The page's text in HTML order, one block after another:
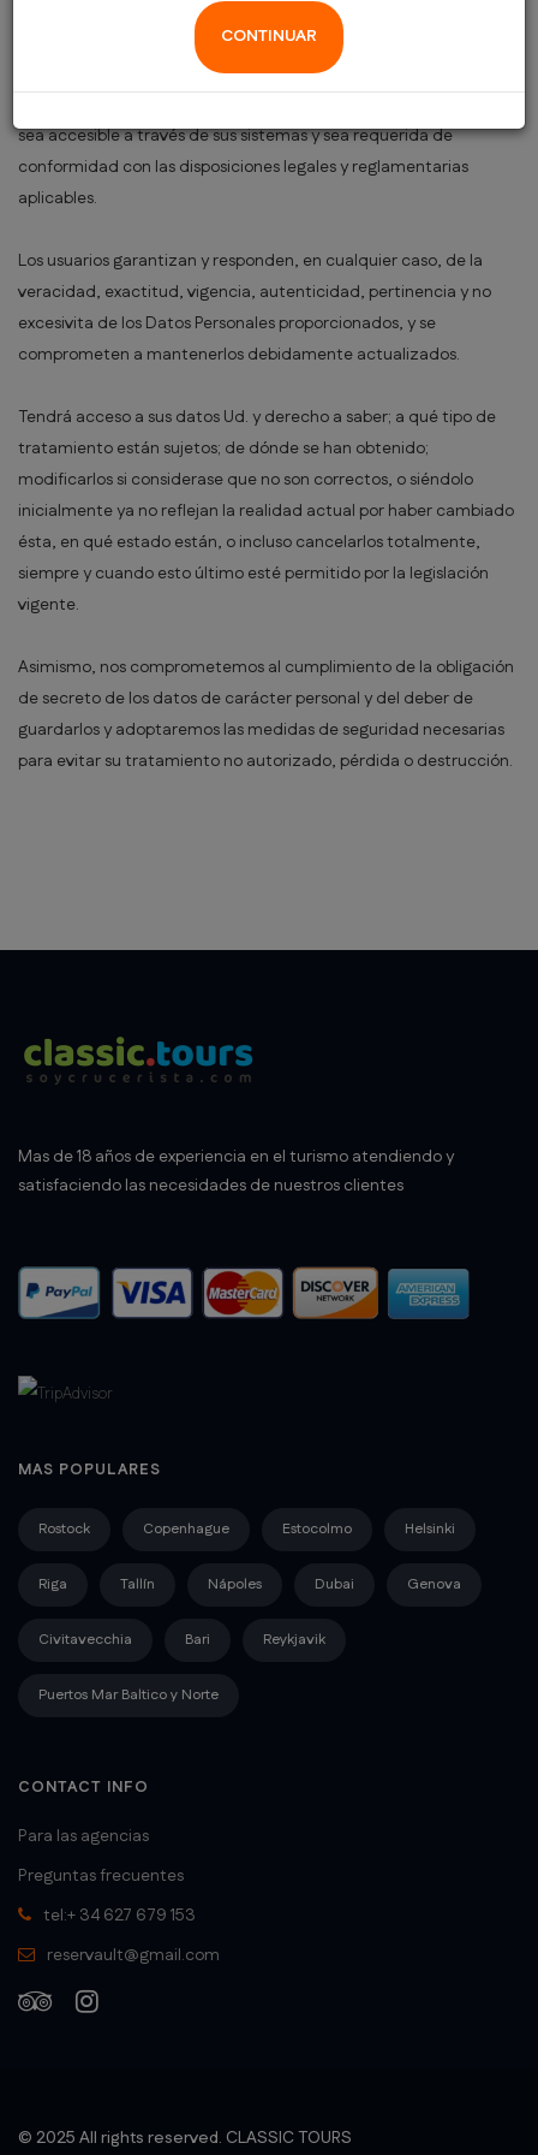
seguridad en sus instalaciones, sistemas y ficheros. Asimismo,
garantiza la confidencialidad de los Datos Personales, aunque
revelará a las autoridades públicas competentes los Datos
sea accesible a través de sus sistemas y sea requerida de
conformidad con las disposiciones legales y reglamentarias
aplicables.
Los usuarios garantizan y responden, en cualquier caso, de la
veracidad, exactitud, vigencia, autenticidad, pertinencia y no
excesivita de los Datos Personales proporcionados, y se
comprometen a mantenerlos debidamente actualizados.
Tendrá acceso a sus datos Ud. y derecho a saber; a qué tipo de
tratamiento están sujetos; de dónde se han obtenido;
modificarlos si considerase que no son correctos, o siéndolo
inicialmente ya no reflejan la realidad actual por haber cambiado
ésta, en qué estado están, o incluso cancelarlos totalmente,
siempre y cuando esto último esté permitido por la legislación
vigente.
Asimismo, nos comprometemos al cumplimiento de la obligación
de secreto de los datos de carácter personal y del deber de
guardarlos y adoptaremos las medidas de seguridad necesarias
para evitar su tratamiento no autorizado, pérdida o destrucción.
CONTINUAR
Mas de 18 años de experiencia en el turismo atendiendo y
satisfaciendo las necesidades de nuestros clientes
MAS POPULARES
Rostock Copenhague Estocolmo Helsinki
Riga Tallín Nápoles Dubai Genova
Civitavecchia Bari Reykjavik
Puertos Mar Baltico y Norte
CONTACT INFO
Para las agencias
Preguntas frecuentes
tel:+ 34 627 679 153
reservault@gmail.com
© 2025 All rights reserved. CLASSIC TOURS